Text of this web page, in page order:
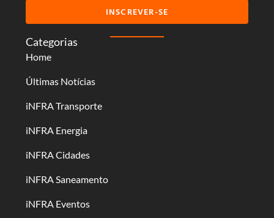
Categorias
Home
Últimas Notícias
iNFRA Transporte
iNFRA Energia
iNFRA Cidades
iNFRA Saneamento
iNFRA Eventos
INSCREVER-SE